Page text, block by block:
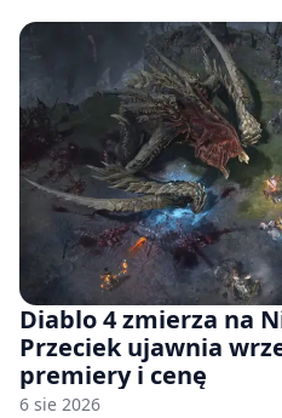
Diablo 4 zmierza na
Przeciek ujawnia
premiery i cenę
6 sie 2026